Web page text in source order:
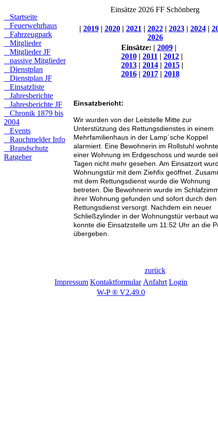
Startseite
Feuerwehrhaus
Fahrzeugpark
Mitglieder
Mitglieder JF
passive Mitglieder
Dienstplan
Dienstplan JF
Einsatzliste
Jahresberichte
Jahresberichte JF
Chronik 1879 bis
2004
Events
Rauchmelder Info
Brandschutz
Ratgeber
Einsätze 2026 FF Schönberg
| 2019| 2020| 2021 | 2022| 2023| 2024|
2026
Einsätze: | 2009|
2010| 2011 | 2012|
2013| 2014| 2015|
2016| 2017| 2018
Einsatzbericht:
Wir wurden von der Leitstelle Mitte zur
Unterstützung des Rettungsdienstes in einem
Mehrfamilienhaus in der Lamp´sche Koppel
alarmiert. Eine Bewohnerin im Rollstuhl
einer Wohnung im Erdgeschoss und wurde
Tagen nicht mehr gesehen. Am Einsatzort
Wohnungstür mit dem Ziehfix geöffnet.
mit dem Rettungsdienst wurde die Wohnung
betreten. Die Bewohnerin wurde im
ihrer Wohnung gefunden und sofort durch den
Rettungsdienst versorgt. Nachdem ein neuer
Schließzylinder in der Wohnungstür verbaut
konnte die Einsatzstelle um 11:52 Uhr an die
übergeben.
zurück
Impressum Kontaktformular Anfahrt Login
W-P ® V2.49.0